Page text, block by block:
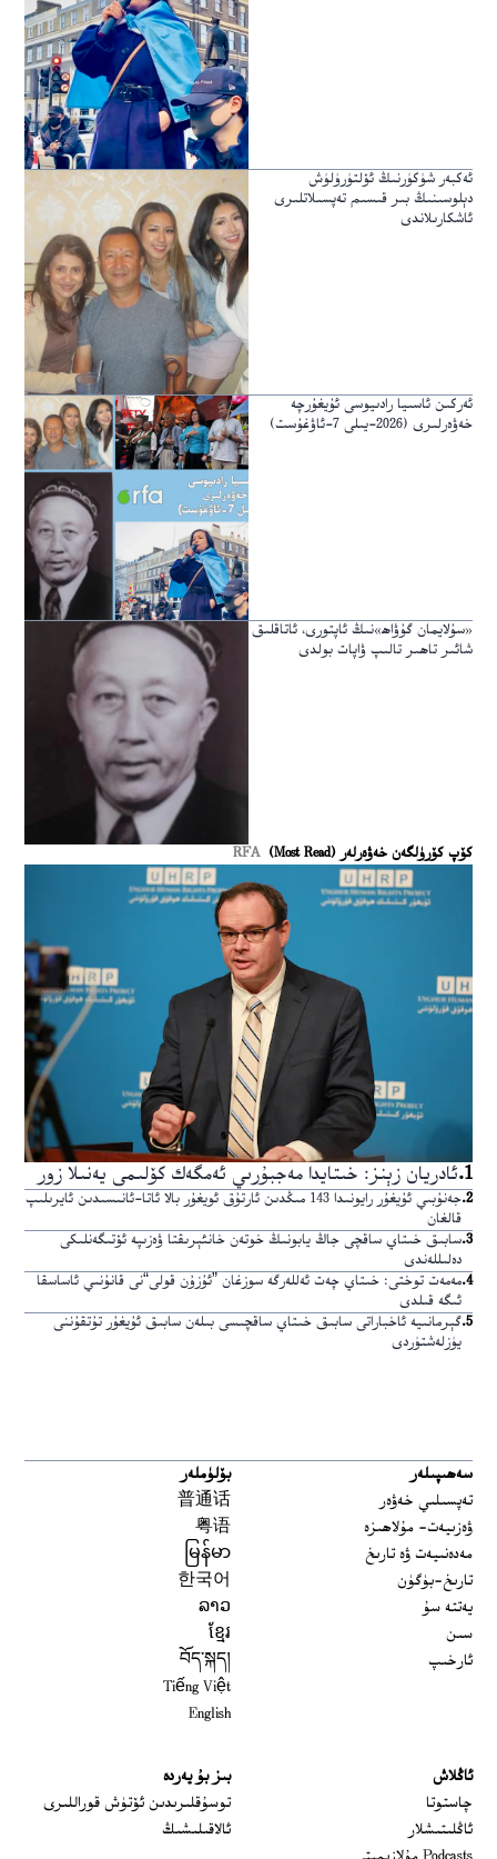
ئەكبەر شۈكۈرنىڭ ئۆلتۈرۈلۈش
دېلوسىنىڭ بىر قىسىم تەپسىلاتلىرى
ئاشكارىلاندى
ئەركىن ئاسىيا رادىيوسى ئۇيغۇرچە
خەۋەرلىرى (2026-يىلى 7-ئاۋغۇست)
«سۇلايمان گۇۋاھ»نىڭ ئاپتورى، ئاتاقلىق
شائىر تاھىر تالىپ ۋاپات بولدى
كۆپ كۆرۈلگەن خەۋەرلەر (Most Read) RFA
1
.ئادريان زېنز: خىتايدا مەجبۇرىي ئەمگەك كۆلىمى يەنىلا زور
2
.
جەنۇبىي ئۇيغۇر رايونىدا 143 مىڭدىن ئارتۇق ئويغۇر بالا ئاتا-ئانىسىدىن ئايرىلىپ
قالغان
3
.سابىق خىتاي ساقچى جاڭ يابونىڭ خوتەن خانئېرىقتا ۋەزىپە ئۆتىگەنلىكى
دەلىللەندى
4
.مەمەت توختى: خىتاي چەت ئەللەرگە سوزغان ”ئۇزۇن قولى“نى قانۇنىي ئاساسقا
ئىگە قىلدى
5
.گېرمانىيە ئاخباراتى سابىق خىتاي ساقچىسى بىلەن سابىق ئۇيغۇر تۇتقۇننى
يۈزلەشتۈردى
سەھىپىلەر
تەپسىلىي خەۋەر
ۋەزىيەت- مۇلاھىزە
مەدەنىيەت ۋە تارىخ
تارىخ-بۈگۈن
يەتتە سۇ
سىن
ئارخىپ
بۆلۈملەر
普通话
粤语
မြန်မာ
한국어
ລາວ
ខ្មែរ
བོད་སྐད།
Tiếng Việt
English
ئاڭلاش
چاستوتا
ئاڭلىتىشلار
بىز بۇ يەردە
توسۇقلىرىدىن ئۆتۈش قوراللىرى
ئالاقىلىشىڭ